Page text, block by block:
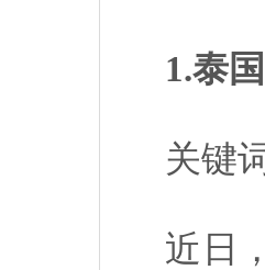
1.泰
关键
近日